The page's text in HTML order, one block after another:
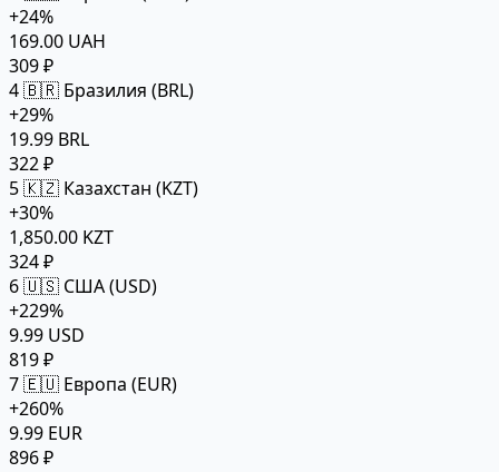
+24%
169.00 UAH
309 ₽
4🇧🇷 Бразилия (BRL)
+29%
19.99 BRL
322 ₽
5🇰🇿 Казахстан (KZT)
+30%
1,850.00 KZT
324 ₽
6🇺🇸 США (USD)
+229%
9.99 USD
819 ₽
7🇪🇺 Европа (EUR)
+260%
9.99 EUR
896 ₽